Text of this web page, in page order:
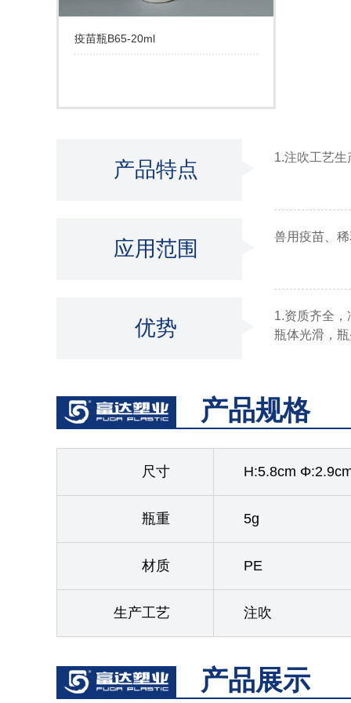
疫苗瓶B65-20ml
产品特点
1.注吹工艺
应用范围
兽用疫苗、
优势
1.资质齐全
瓶体光滑，
产品规格
尺寸 H:5.8cm
瓶重 5g
材质 PE
生产工艺 注吹
产品展示